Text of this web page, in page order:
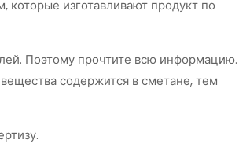
изготавливают продукт по
Поэтому прочтите всю информацию.
содержится в сметане, тем